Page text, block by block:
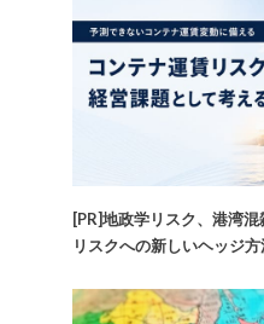
[PR]地政学リスク、港湾
リスクへの新しいヘッジ